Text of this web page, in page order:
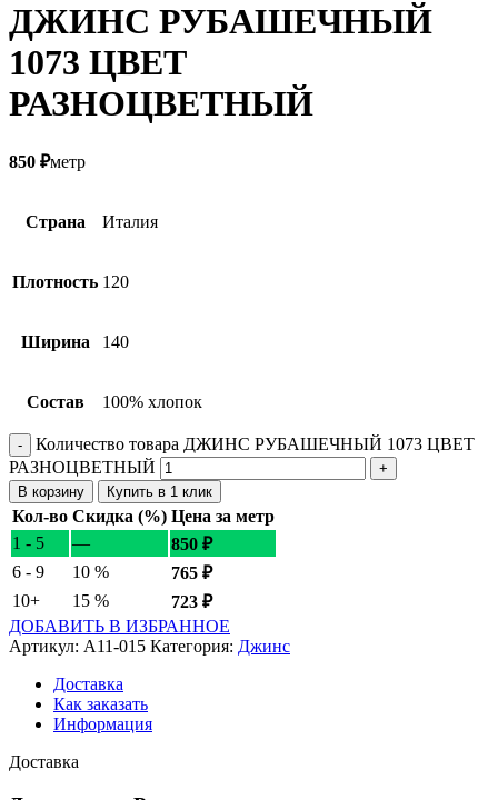
ДЖИНС РУБАШЕЧНЫЙ
1073 ЦВЕТ
РАЗНОЦВЕТНЫЙ
850 ₽метр
Страна Италия
Плотность 120
Ширина 140
Состав 100% хлопок
Количество товара ДЖИНС РУБАШЕЧНЫЙ 1073 ЦВЕТ
РАЗНОЦВЕТНЫЙ
В корзину Купить в 1 клик
Кол-во Скидка (%) Цена за метр
1 - 5
— 850 ₽
6 - 9
10 % 765 ₽
10+
15 % 723 ₽
ДОБАВИТЬ В ИЗБРАННОЕ
Артикул: A11-015 Категория: Джинс
Доставка
Как заказать
Информация
Доставка